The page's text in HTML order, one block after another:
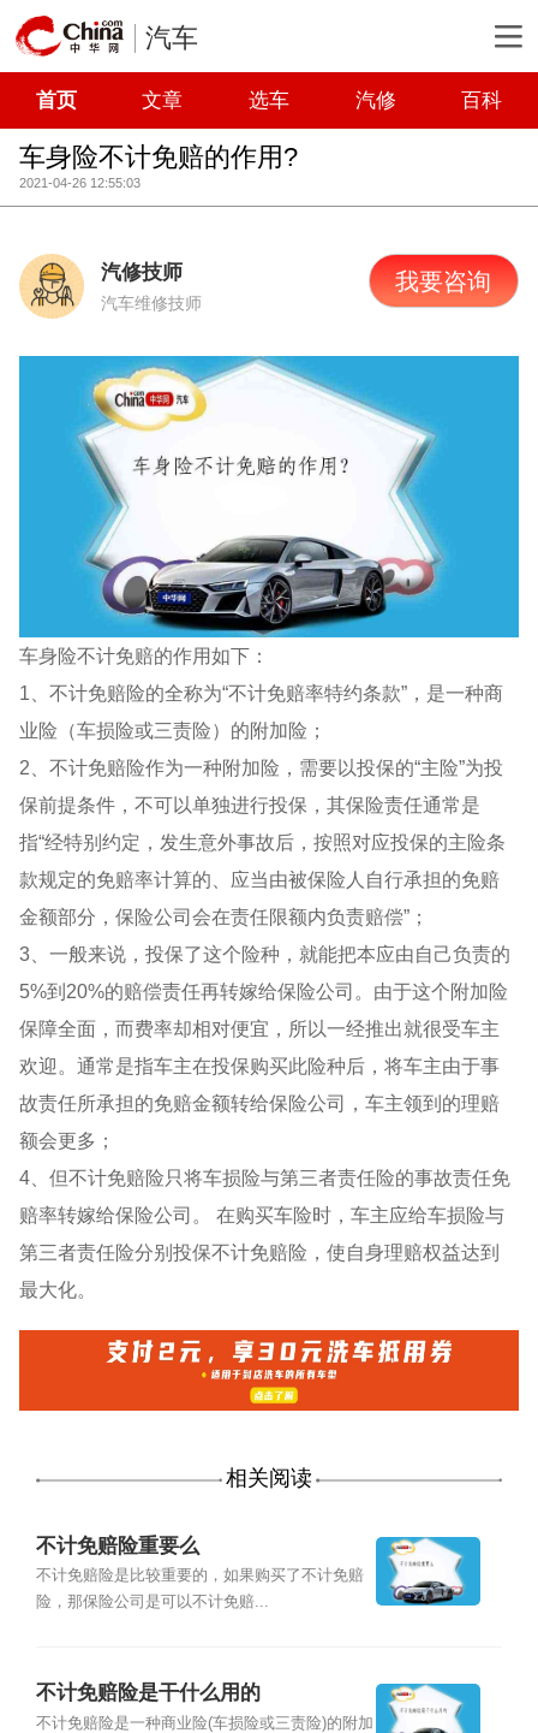
汽车
首页 文章 选车 汽修 百科
车身险不计免赔的作用?
2021-04-26 12:55:03
汽修技师
汽车维修技师
我要咨询
车身险不计免赔的作用如下：
1、不计免赔险的全称为“不计免赔率特约条款”，是一种商
业险（车损险或三责险）的附加险；
2、不计免赔险作为一种附加险，需要以投保的“主险”为投
保前提条件，不可以单独进行投保，其保险责任通常是
指“经特别约定，发生意外事故后，按照对应投保的主险条
款规定的免赔率计算的、应当由被保险人自行承担的免赔
金额部分，保险公司会在责任限额内负责赔偿”；
3、一般来说，投保了这个险种，就能把本应由自己负责的
5%到20%的赔偿责任再转嫁给保险公司。由于这个附加险
保障全面，而费率却相对便宜，所以一经推出就很受车主
欢迎。通常是指车主在投保购买此险种后，将车主由于事
故责任所承担的免赔金额转给保险公司，车主领到的理赔
额会更多；
4、但不计免赔险只将车损险与第三者责任险的事故责任免
赔率转嫁给保险公司。 在购买车险时，车主应给车损险与
第三者责任险分别投保不计免赔险，使自身理赔权益达到
最大化。
相关阅读
不计免赔险重要么
不计免赔险是比较重要的，如果购买了不计免赔
险，那保险公司是可以不计免赔...
不计免赔险是干什么用的
不计免赔险是一种商业险(车损险或三责险)的附加